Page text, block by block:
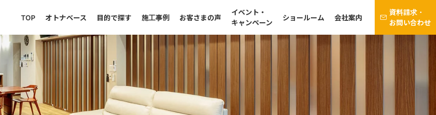
TOP オトナベース 目的で探す 施工事例 お客さまの声
イベント・
キャンペーン
ショールーム 会社案内
資料請求・
お問い合わせ